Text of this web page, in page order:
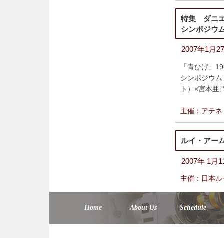
特集 ダニ
シンポジウ
2007年1月
「青ひげ」
シンポジウ
ト）×宮本亜
主催：アテ
ルイ・アー
2007年 1月
主催：日本
Home About Us Schedule